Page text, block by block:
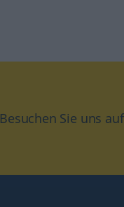
Besuchen Sie uns